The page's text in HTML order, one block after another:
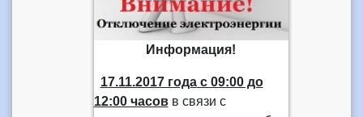
Информация!
17.11.2017 годас 09:00 до
12:00 часовв связи с